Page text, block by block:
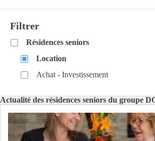
Filtrer
Résidences seniors
Location
Achat - Investissement
Actualité des résidences seniors du groupe